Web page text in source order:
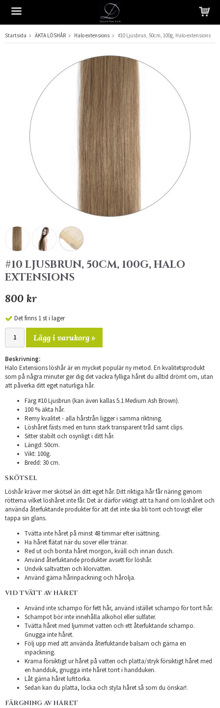
Produkten har blivit tillagd i varukorgen
Startsida ÄKTA LÖSHÅR Halo extensions #10 Ljusbrun, 50cm, 100g, Halo extensions
#10 LJUSBRUN, 50CM, 100G, HALO
EXTENSIONS
800 kr
Det finns 1 st i lager
Lägg i varukorg »
Beskrivning:
Halo Extensions löshår är en mycket populär ny metod. En kvalitetsprodukt
som på några minuter ger dig det vackra fylliga håret du alltid drömt om, utan
att påverka ditt eget naturliga hår.
Färg #10 Ljusbrun (kan även kallas 5.1 Medium Ash Brown).
100 % äkta hår.
Remy kvalitet - alla hårstrån ligger i samma riktning.
Löshåret fästs med en tunn stark transparent tråd samt clips.
Sitter stabilt och osynligt i ditt hår.
Längd: 50cm.
Vikt: 100g.
Bredd: 30 cm.
SKÖTSEL
Löshår kräver mer skötsel än ditt eget hår. Ditt riktiga hår får näring genom
rötterna vilket löshåret inte får. Det är därför viktigt att ta hand om löshåret och
använda återfuktande produkter för att det inte ska bli torrt och tovigt eller
tappa sin glans.
Tvätta inte håret på minst 48 timmar efter isättning.
Ha håret flätat när du sover eller tränar.
Red ut och borsta håret morgon, kväll och innan dusch.
Använd återfuktande produkter avsett för löshår.
Undvik saltvatten och klorvatten.
Använd gärna hårinpackning och hårolja.
VID TVÄTT AV HÅRET
Använd inte schampo för fett hår, använd istället schampo för torrt hår.
Schampot bör inte innehålla alkohol eller sulfater.
Tvätta håret med ljummet vatten och ett återfuktande schampo.
Gnugga inte håret.
Följ upp med att använda återfuktande balsam och gärna en
inpackning.
Krama försiktigt ur håret på vatten och platta/stryk försiktigt håret med
en handduk, gnugga inte håret torrt i handduken.
Låt gärna håret lufttorka.
Sedan kan du platta, locka och styla håret så som du önskar!.
FÄRGNING AV HÅRET